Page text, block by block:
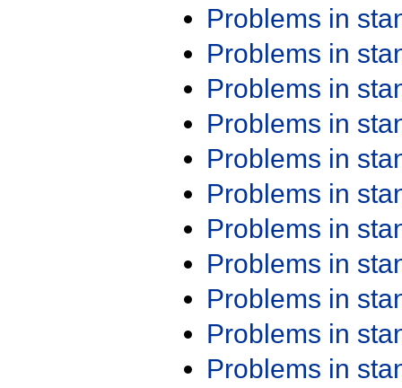
Problems in
Problems in
Problems in
Problems in
Problems in
Problems in
Problems in
Problems in
Problems in
Problems in
Problems in